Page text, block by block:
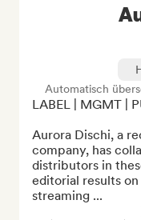
Automatisch
LABEL | MGMT |
Aurora Dischi, a
company, has
distributors in
editorial results
streaming ...